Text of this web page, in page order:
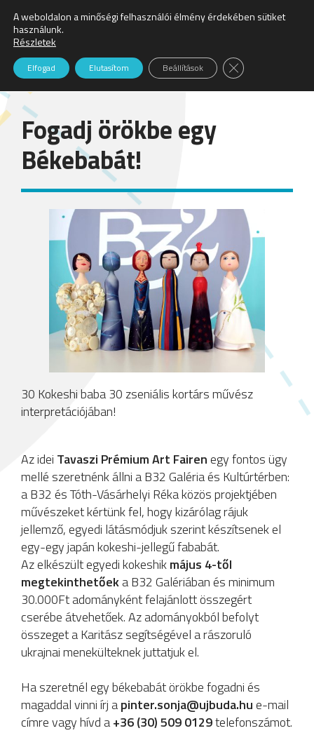
Keresés:
Hírek
Fogadj örökbe egy
Békebabát!
30 Kokeshi baba 30 zseniális kortárs művész
interpretációjában!
Az idei Tavaszi Prémium Art Fairenegy fontos ügy
mellé szeretnénk állni a B32 Galéria és Kultúrtérben:
a B32 és Tóth-Vásárhelyi Réka közös projektjében
művészeket kértünk fel, hogy kizárólag rájuk
jellemző, egyedi látásmódjuk szerint készítsenek el
egy-egy japán kokeshi-jellegű fababát.
Az elkészült egyedi kokeshikmájus 4-től
megtekinthetőeka B32 Galériában és minimum
30.000Ft adományként felajánlott összegért
cserébe átvehetőek. Az adományokból befolyt
összeget a Karitász segítségével a rászoruló
ukrajnai menekülteknek juttatjuk el.
Ha szeretnél egy békebabát örökbe fogadni és
magaddal vinni írj apinter.sonja@ujbuda.hue-mail
címre vagy hívd a+36 (30) 509 0129telefonszámot.
A weboldalon a minőségi felhasználói élmény érdekében sütiket
használunk.
Részletek
Elfogad Elutasítom Beállítások Close GDPR